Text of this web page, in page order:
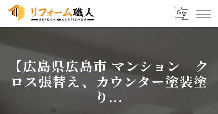
【広島県広島市 マンション ク
ロス張替え、カウンター塗装塗
り...